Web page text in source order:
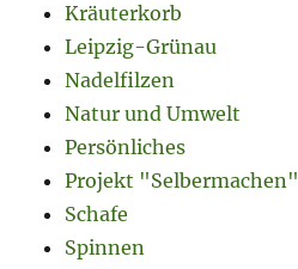
Kräuterkorb
Leipzig-Grünau
Nadelfilzen
Natur und Umwelt
Persönliches
Projekt "Selbermachen"
Schafe
Spinnen